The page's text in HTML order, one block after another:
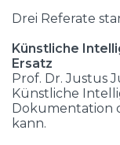
Drei Referate
Künstliche
Ersatz
Prof. Dr. Justus
Künstliche
Dokumentation
kann.